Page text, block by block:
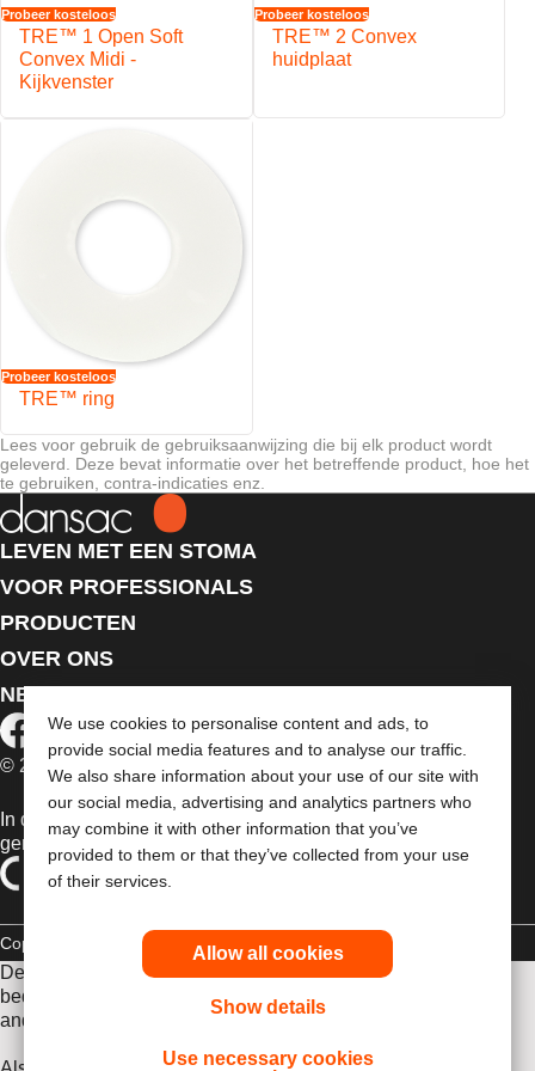
We use cookies to personalise content and ads, to
provide social media features and to analyse our traffic.
We also share information about your use of our site with
our social media, advertising and analytics partners who
may combine it with other information that you’ve
provided to them or that they’ve collected from your use
of their services.
Allow all cookies
Show details
Use necessary cookies
Probeer kosteloos
TRE™ 1 Open Soft
Convex Midi -
Kijkvenster
Probeer kosteloos
TRE™ 2 Convex
huidplaat
Probeer kosteloos
TRE™ ring
Lees voor gebruik de gebruiksaanwijzing die bij elk product wordt
geleverd. Deze bevat informatie over het betreffende product, hoe het
te gebruiken, contra-indicaties enz.
LEVEN MET EEN STOMA
VOOR PROFESSIONALS
PRODUCTEN
OVER ONS
NEEM CONTACT MET ONS OP
© 2026 Dansac A/S. Alle rechten voorbehouden.
In de EU verkochte medische hulpmiddelen dienen
gemarkeerd te zijn met een van de volgende symbolen
Copyrightverklaring Privacybeleid Gebruik van cookies
De verstrekte informatie is geen medisch advies en is niet
bedoeld als vervanging voor het advies van uw eigen arts of
andere zorgverlener.